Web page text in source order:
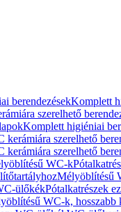
berendezésekKomplett
szerelhető
Komplett higiéniai
kerámiára szerelhető
kerámiára szerelhető
WC-k
Mélyöblítésű
ülőkékPótalkatrészek
WC-k, hosszabb